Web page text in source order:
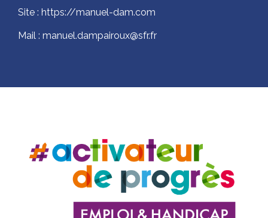
Site : https://manuel-dam.com
Mail : manuel.dampairoux@sfr.fr